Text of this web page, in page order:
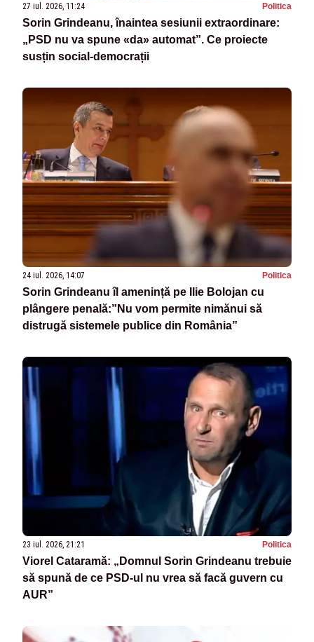
27 iul. 2026, 11:24 Politica
Sorin Grindeanu, înaintea sesiunii extraordinare:
„PSD nu va spune «da» automat”. Ce proiecte
susțin social-democrații
24 iul. 2026, 14:07 Politica
Sorin Grindeanu îl amenință pe Ilie Bolojan cu
plângere penală:”Nu vom permite nimănui să
distrugă sistemele publice din România”
23 iul. 2026, 21:21 Politica
Viorel Cataramă: „Domnul Sorin Grindeanu trebuie
să spună de ce PSD-ul nu vrea să facă guvern cu
AUR”